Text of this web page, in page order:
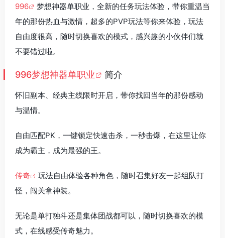
996
梦想神器单职业，全新的任务玩法体验，带你重温当
年的那份热血与激情，超多的PVP玩法等你来体验，玩法
自由度很高，随时切换喜欢的模式，感兴趣的小伙伴们就
不要错过啦。
996梦想神器单职业 简介
怀旧副本、经典主线限时开启，带你找回当年的那份感动
与温情。
自由匹配PK，一键锁定快速击杀，一秒击爆，在这里让你
成为霸主，成为最强的王。
传奇
玩法自由体验各种角色，随时召集好友一起组队打
怪，闯关拿神装。
无论是单打独斗还是集体团战都可以，随时切换喜欢的模
式，在线感受传奇魅力。